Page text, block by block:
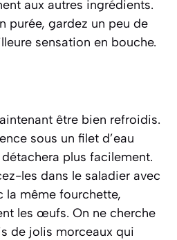
aux autres ingrédients.
purée, gardez un peu de
sensation en bouche.
être bien refroidis.
sous un filet d’eau
plus facilement.
les dans le saladier avec
la même fourchette,
les œufs. On ne cherche
de jolis morceaux qui